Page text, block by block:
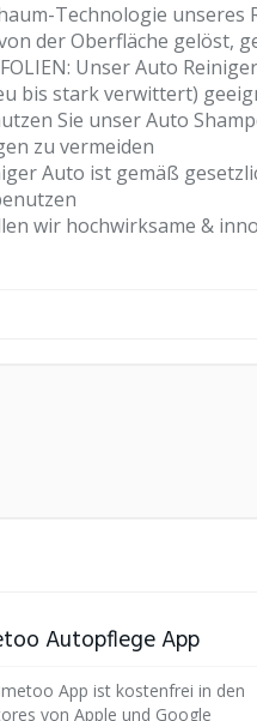
Technologie
der Oberfläche gelöst,
FOLIEN: Unser Auto
bis stark verwittert)
Sie unser Auto
zu vermeiden
Auto ist gemäß
wir hochwirksame
Autopflege App
App ist kostenfrei in den
von Apple und Google